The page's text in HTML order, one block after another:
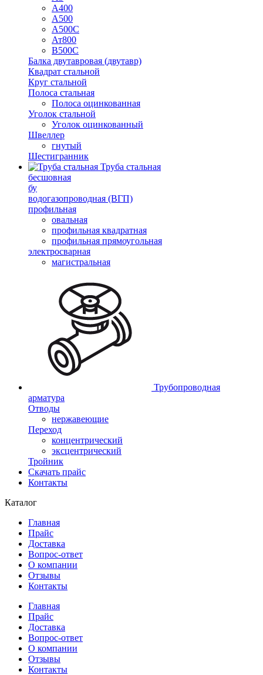
А400
А500
А500С
Ат800
В500С
Балка двутавровая (двутавр)
Квадрат стальной
Круг стальной
Полоса стальная
Полоса оцинкованная
Уголок стальной
Уголок оцинкованный
Швеллер
гнутый
Шестигранник
Труба стальная
бесшовная
бу
водогазопроводная (ВГП)
профильная
овальная
профильная квадратная
профильная прямоугольная
электросварная
магистральная
Трубопроводная
арматура
Отводы
нержавеющие
Переход
концентрический
эксцентрический
Тройник
Скачать прайс
Контакты
Каталог
Главная
Прайс
Доставка
Вопрос-ответ
О компании
Отзывы
Контакты
Главная
Прайс
Доставка
Вопрос-ответ
О компании
Отзывы
Контакты